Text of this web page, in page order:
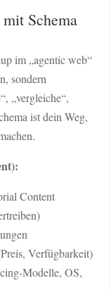
Schema
im „agentic web“
sondern
„vergleiche“,
ist dein Weg,
Content
Verfügbarkeit)
Modelle, OS,